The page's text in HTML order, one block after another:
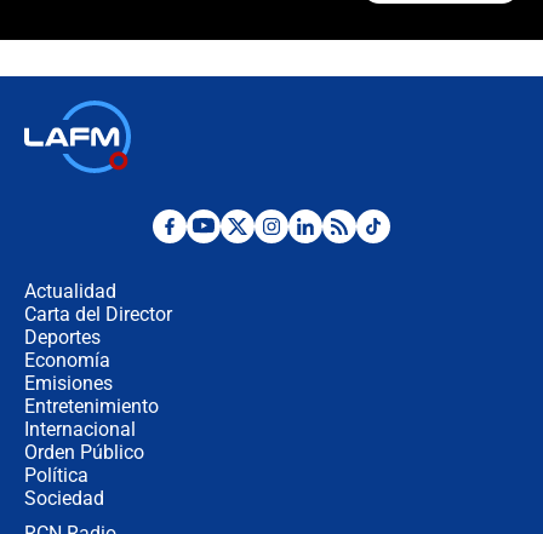
Posesión de Abelardo De La Espriella
Actualidad
Carta del Director
Deportes
Economía
Emisiones
Entretenimiento
Internacional
Orden Público
Política
Sociedad